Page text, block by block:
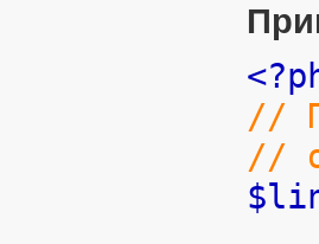
//
//